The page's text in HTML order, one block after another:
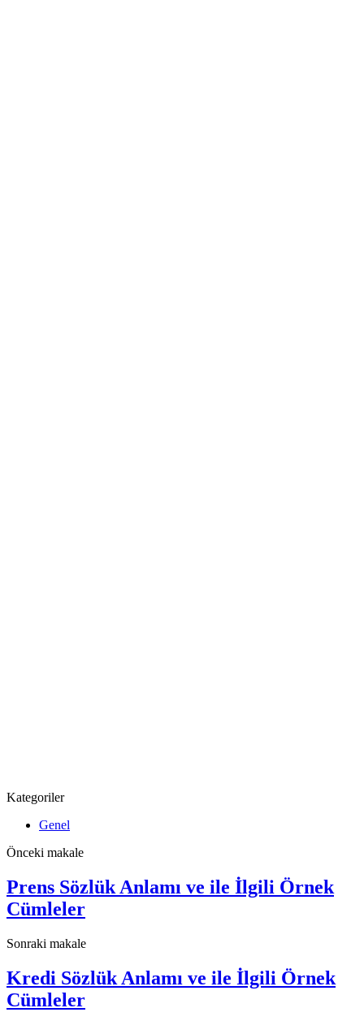
Kategoriler
Genel
Önceki makale
Prens Sözlük Anlamı ve ile İlgili Örnek
Cümleler
Sonraki makale
Kredi Sözlük Anlamı ve ile İlgili Örnek
Cümleler